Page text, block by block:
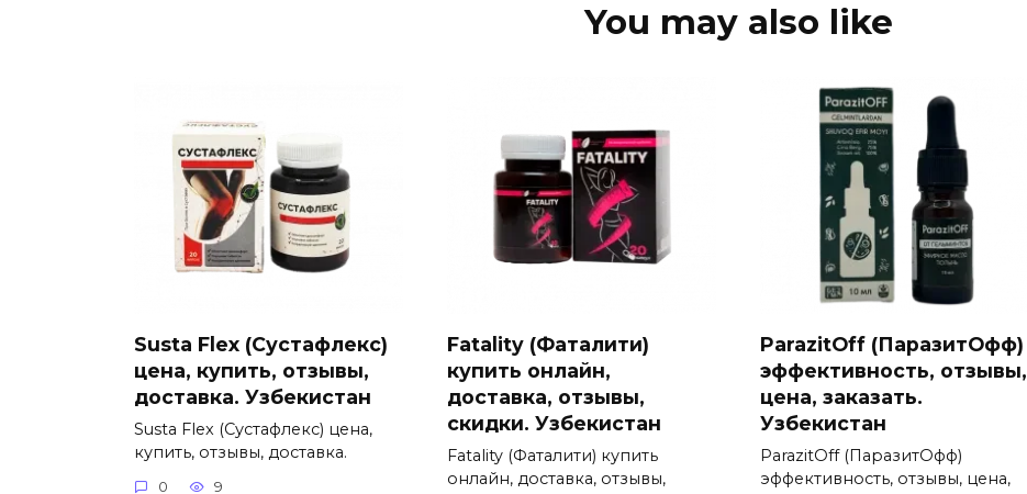
You may also like
Susta Flex (Сустафлекс)
цена, купить, отзывы,
доставка. Узбекистан
Susta Flex (Сустафлекс) цена,
купить, отзывы, доставка.
0 9
Fatality (Фаталити)
купить онлайн,
доставка, отзывы,
скидки. Узбекистан
Fatality (Фаталити) купить
онлайн, доставка, отзывы,
ParazitOff (ПаразитОфф)
эффективность, отзывы,
цена, заказать.
Узбекистан
ParazitOff (ПаразитОфф)
эффективность, отзывы, цена,